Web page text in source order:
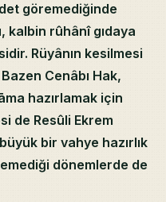
göremediğinde
kalbin rûhânî gıdaya
Rüyânın kesilmesi
Cenâbı Hak,
hazırlamak için
de Resûli Ekrem
bir vahye hazırlık
dönemlerde de